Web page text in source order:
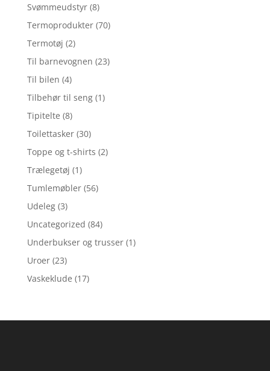
Svømmeudstyr (8)
Termoprodukter (70)
Termotøj (2)
Til barnevognen (23)
Til bilen (4)
Tilbehør til seng (1)
Tipitelte (8)
Toilettasker (30)
Toppe og t-shirts (2)
Trælegetøj (1)
Tumlemøbler (56)
Udeleg (3)
Uncategorized (84)
Underbukser og trusser (1)
Uroer (23)
Vaskeklude (17)